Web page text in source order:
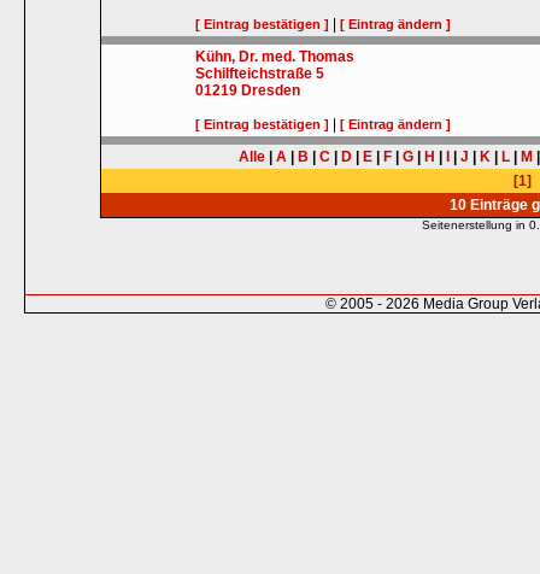
[ Eintrag bestätigen ] |[ Eintrag ändern ]
Kühn, Dr. med. Thomas
Schilfteichstraße 5
01219 Dresden
[ Eintrag bestätigen ] |[ Eintrag ändern ]
Alle A B C D E F G H J K L M
[1]
10 Einträge
Seitenerstellung in
© 2005 - 2026 Media Group